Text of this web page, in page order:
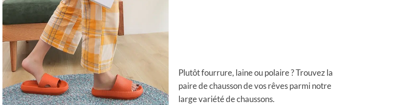
Plutôt fourrure, laine ou polaire ? Trouvez la
paire de chausson de vos rêves parmi notre
large variété de chaussons.